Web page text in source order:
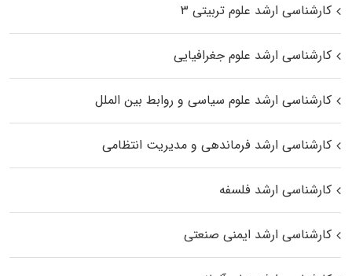
کارشناسی ارشد علوم تربیتی ۳
کارشناسی ارشد علوم جغرافیایی
کارشناسی ارشد علوم سیاسی و روابط بین الملل
کارشناسی ارشد فرماندهی و مدیریت انتظامی
کارشناسی ارشد فلسفه
کارشناسی ارشد ایمنی صنعتی